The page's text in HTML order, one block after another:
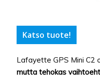
Katso tuote!
Lafayette GPS Mini C2
mutta tehokas